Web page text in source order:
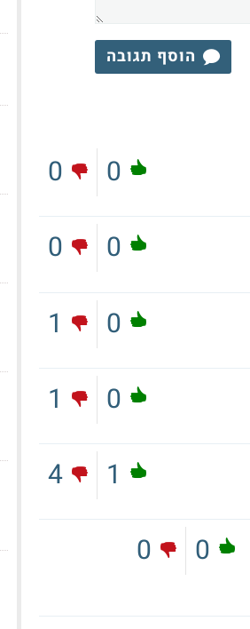
הוסף תגובה
0
0
0
0
0
1
0
1
1
4
0
0